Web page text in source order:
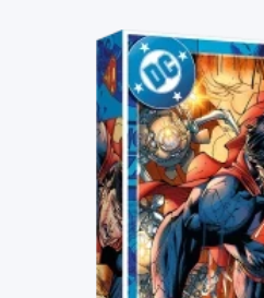
Blog